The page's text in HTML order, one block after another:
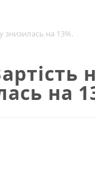
знизилась на 13%.
на